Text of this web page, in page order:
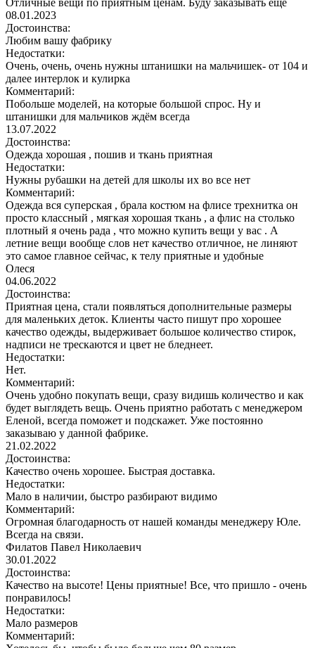
08.01.2023
Достоинства:
Любим вашу фабрику
Недостатки:
Очень, очень, очень нужны штанишки на мальчишек- от 104 и
далее интерлок и кулирка
Комментарий:
Побольше моделей, на которые большой спрос. Ну и
штанишки для мальчиков ждём всегда
13.07.2022
Достоинства:
Одежда хорошая , пошив и ткань приятная
Недостатки:
Нужны рубашки на детей для школы их во все нет
Комментарий:
Одежда вся суперская , брала костюм на флисе трехнитка он
просто классный , мягкая хорошая ткань , а флис на столько
плотный я очень рада , что можно купить вещи у вас . А
летние вещи вообще слов нет качество отличное, не линяют
это самое главное сейчас, к телу приятные и удобные
Олеся
04.06.2022
Достоинства:
Приятная цена, стали появляться дополнительные размеры
для маленьких деток. Клиенты часто пишут про хорошее
качество одежды, выдерживает большое количество стирок,
надписи не трескаются и цвет не бледнеет.
Недостатки:
Нет.
Комментарий:
Очень удобно покупать вещи, сразу видишь количество и как
будет выглядеть вещь. Очень приятно работать с менеджером
Еленой, всегда поможет и подскажет. Уже постоянно
заказываю у данной фабрике.
21.02.2022
Достоинства:
Качество очень хорошее. Быстрая доставка.
Недостатки:
Мало в наличии, быстро разбирают видимо
Комментарий:
Огромная благодарность от нашей команды менеджеру Юле.
Всегда на связи.
Филатов Павел Николаевич
30.01.2022
Достоинства:
Качество на высоте! Цены приятные! Все, что пришло - очень
понравилось!
Недостатки:
Мало размеров
Комментарий: